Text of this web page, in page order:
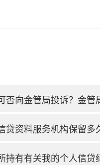
向金管局投诉？金管
资料服务机构保留多
有有关我的个人信贷